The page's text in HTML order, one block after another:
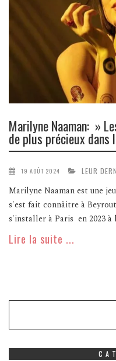
Marilyne Naaman: »
de plus précieux dans
19 AOÛT 2024 LEUR
Marilyne Naaman est une
s'est fait connâitre à
s'installer à Paris en 2023 à
Lire la suite ...